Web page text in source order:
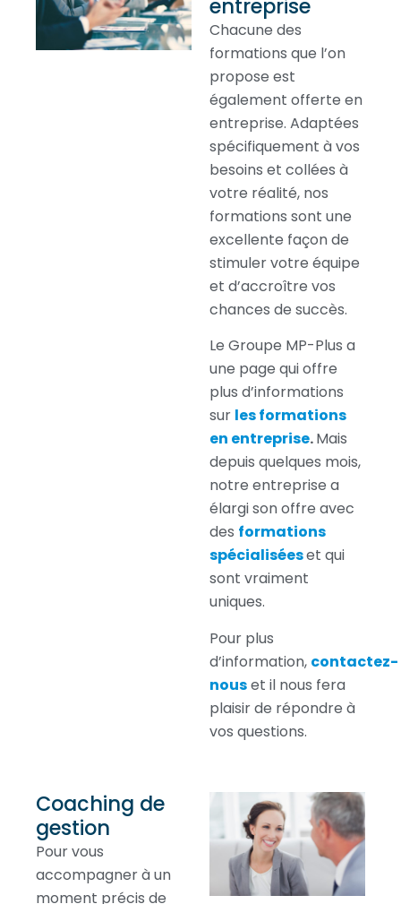
entreprise
Chacune des
formations que l’on
propose est
également offerte en
entreprise. Adaptées
spécifiquement à vos
besoins et collées à
votre réalité, nos
formations sont une
excellente façon de
stimuler votre équipe
et d’accroître vos
chances de succès.
Le Groupe MP-Plus a
une page qui offre
plus d’informations
sur les formations
en entreprise.Mais
depuis quelques mois,
notre entreprise a
élargi son offre avec
des formations
spécialiséeset qui
sont vraiment
uniques.
Pour plus
d’information, contactez-
nouset il nous fera
plaisir de répondre à
vos questions.
Coaching de
gestion
Pour vous
accompagner à un
moment précis de